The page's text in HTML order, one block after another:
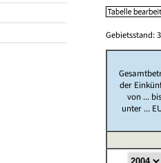
Gebietsstand:
der
von ...
unter ...